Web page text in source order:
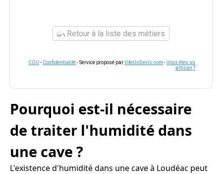
Retour à la liste des métiers
CGU - Confidentialité- Service proposé parViteUnDevis.com -Vous êtes un
artisan ?
Pourquoi est-il nécessaire
de traiter l'humidité dans
une cave ?
L'existence d'humidité dans une cave à Loudéac peut